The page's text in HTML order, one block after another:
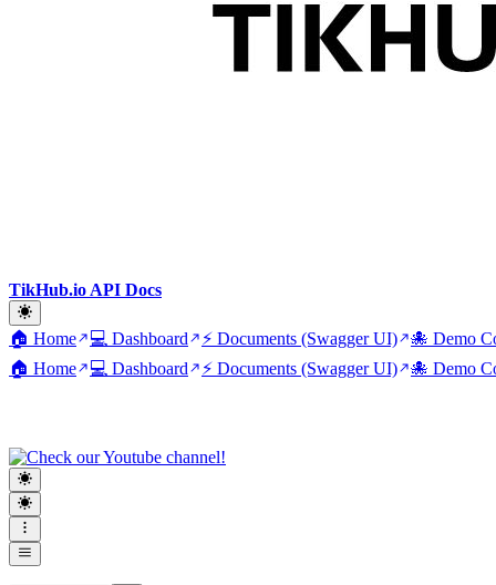
TikHub.io API Docs
🏠 Home 💻 Dashboard ⚡ Documents (Swagger UI)
🐙 Demo
🏠 Home
💻 Dashboard ⚡ Documents (Swagger UI) 🐙 Demo